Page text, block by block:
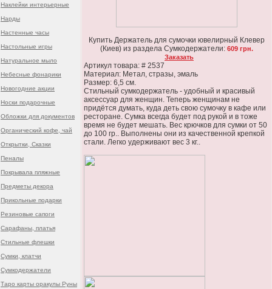
Наклейки интерьерные
Нарды
Настенные часы
Настольные игры
Натуральное мыло
Небесные фонарики
Новогодние акции
Носки подарочные
Обложки для документов
Органический кофе, чай
Открытки, Сказки
Пеналы
Покрывала пляжные
Предметы декора
Прикольные подарки
Резиновые сапоги
Сарафаны, платья
Стильные флешки
Сумки, клатчи
Сумкодержатели
Таро карты оракулы Руны
Купить Держатель для сумочки ювелирный Клевер
(Киев) из раздела Сумкодержатели: 609 грн.
Заказать
Артикул товара: # 2537
Материал: Метал, стразы, эмаль
Размер: 6,5 см.
Стильный сумкодержатель - удобный и красивый
аксессуар для женщин. Теперь женщинам не
придётся думать, куда деть свою сумочку в кафе или
ресторане. Сумка всегда будет под рукой и в тоже
время не будет мешать. Вес крючков для сумки от 50
до 100 гр.. Выполнены они из качественной крепкой
стали. Легко удерживают вес 3 кг..